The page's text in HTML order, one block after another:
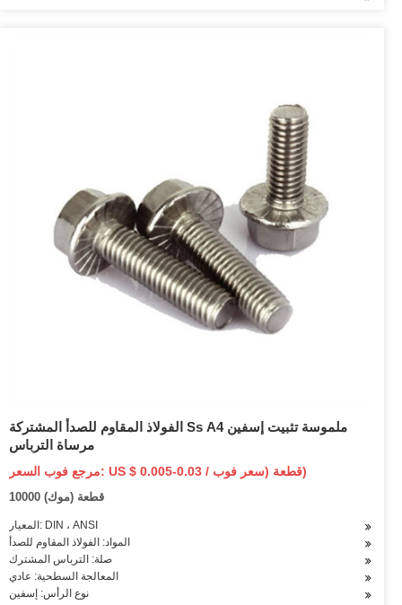
الفولاذ المقاوم للصدأ المشتركة Ss A4 ملموسة تثبيت إسفين
مرساة الترباس
مرجع فوب السعر: US $ 0.005-0.03 / قطعة (سعر فوب)
10000 قطعة (موك)
المعيار: DIN ، ANSI
المواد: الفولاذ المقاوم للصدأ
صلة: الترباس المشترك
المعالجة السطحية: عادي
نوع الرأس: إسفين